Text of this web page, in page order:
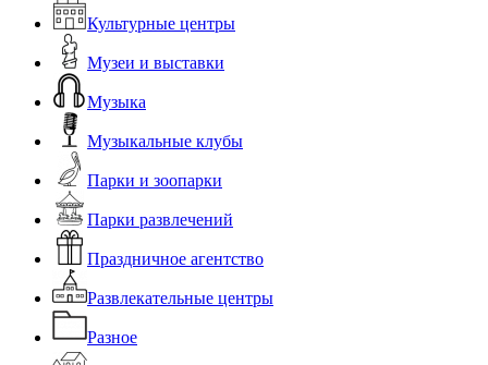
Культурные центры
Музеи и выставки
Музыка
Музыкальные клубы
Парки и зоопарки
Парки развлечений
Праздничное агентство
Развлекательные центры
Разное